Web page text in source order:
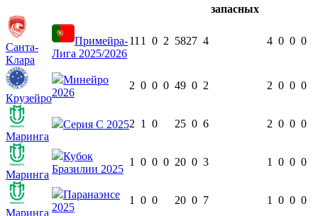
Санта-
Клара
Примейра-
Лига 2025/2026
11 1 0 2 5827 4 4 0 0 0
Крузейро
Минейро
2026
2 0 0 0 49 0 2 2 0 0 0
Маринга
Серия C 20252 1 0 25 0 6 2 0 0 0
Маринга
Кубок
Бразилии 2025
1 0 0 0 20 0 3 1 0 0 0
Маринга
Паранаэнсе
2025
1 0 0 20 0 7 1 0 0 0